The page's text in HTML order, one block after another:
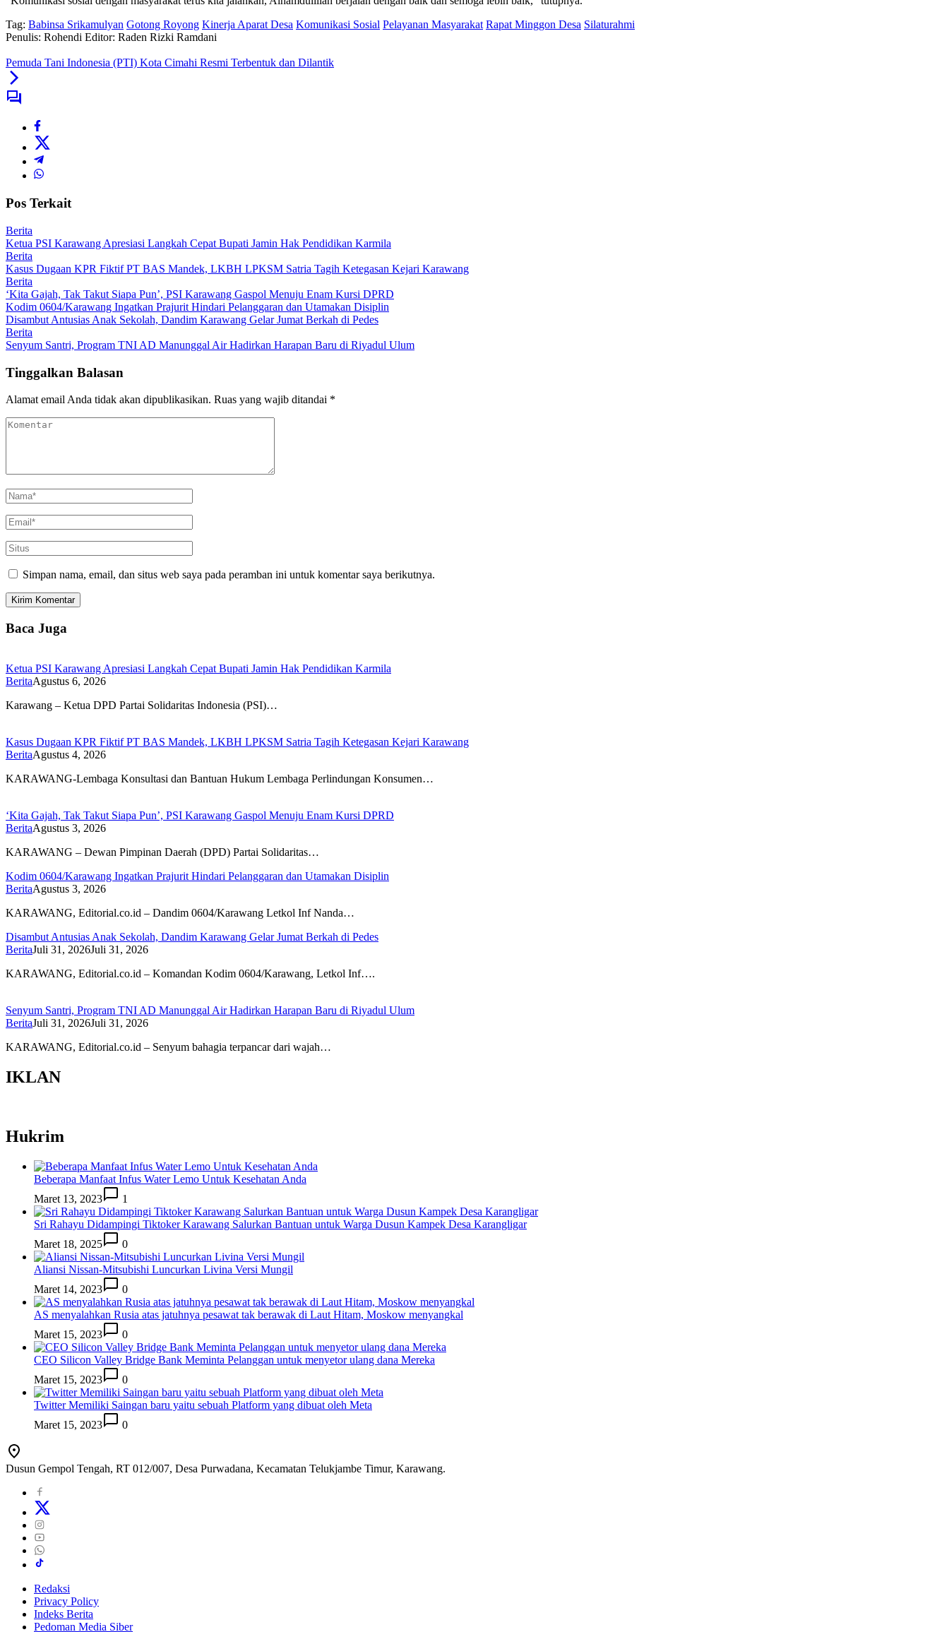
Tag: Babinsa Srikamulyan Gotong Royong Kinerja Aparat Desa Komunikasi Sosial Pelayanan Masyarakat Rapat Minggon Desa Silaturahmi
Penulis: Rohendi Editor: Raden Rizki Ramdani
Pemuda Tani Indonesia (PTI) Kota Cimahi Resmi Terbentuk dan Dilantik
Pos Terkait
Berita
Ketua PSI Karawang Apresiasi Langkah Cepat Bupati Jamin Hak Pendidikan Karmila
Berita
Kasus Dugaan KPR Fiktif PT BAS Mandek, LKBH LPKSM Satria Tagih Ketegasan Kejari Karawang
Berita
‘Kita Gajah, Tak Takut Siapa Pun’, PSI Karawang Gaspol Menuju Enam Kursi DPRD
Kodim 0604/Karawang Ingatkan Prajurit Hindari Pelanggaran dan Utamakan Disiplin
Disambut Antusias Anak Sekolah, Dandim Karawang Gelar Jumat Berkah di Pedes
Berita
Senyum Santri, Program TNI AD Manunggal Air Hadirkan Harapan Baru di Riyadul Ulum
Tinggalkan Balasan
Alamat email Anda tidak akan dipublikasikan. Ruas yang wajib ditandai *
Simpan nama, email, dan situs web saya pada peramban ini untuk komentar saya berikutnya.
Baca Juga
Ketua PSI Karawang Apresiasi Langkah Cepat Bupati Jamin Hak Pendidikan Karmila
BeritaAgustus 6, 2026
Karawang – Ketua DPD Partai Solidaritas Indonesia (PSI)…
Kasus Dugaan KPR Fiktif PT BAS Mandek, LKBH LPKSM Satria Tagih Ketegasan Kejari Karawang
BeritaAgustus 4, 2026
KARAWANG-Lembaga Konsultasi dan Bantuan Hukum Lembaga Perlindungan Konsumen…
‘Kita Gajah, Tak Takut Siapa Pun’, PSI Karawang Gaspol Menuju Enam Kursi DPRD
BeritaAgustus 3, 2026
KARAWANG – Dewan Pimpinan Daerah (DPD) Partai Solidaritas…
Kodim 0604/Karawang Ingatkan Prajurit Hindari Pelanggaran dan Utamakan Disiplin
BeritaAgustus 3, 2026
KARAWANG, Editorial.co.id – Dandim 0604/Karawang Letkol Inf Nanda…
Disambut Antusias Anak Sekolah, Dandim Karawang Gelar Jumat Berkah di Pedes
BeritaJuli 31, 2026Juli 31, 2026
KARAWANG, Editorial.co.id – Komandan Kodim 0604/Karawang, Letkol Inf….
Senyum Santri, Program TNI AD Manunggal Air Hadirkan Harapan Baru di Riyadul Ulum
BeritaJuli 31, 2026Juli 31, 2026
KARAWANG, Editorial.co.id – Senyum bahagia terpancar dari wajah…
IKLAN
Hukrim
Beberapa Manfaat Infus Water Lemo Untuk Kesehatan Anda
Maret 13, 2023
1
Sri Rahayu Didampingi Tiktoker Karawang Salurkan Bantuan untuk Warga Dusun Kampek Desa Karangligar
Maret 18, 2025
0
Aliansi Nissan-Mitsubishi Luncurkan Livina Versi Mungil
Maret 14, 2023
0
AS menyalahkan Rusia atas jatuhnya pesawat tak berawak di Laut Hitam, Moskow menyangkal
Maret 15, 2023
0
CEO Silicon Valley Bridge Bank Meminta Pelanggan untuk menyetor ulang dana Mereka
Maret 15, 2023
0
Twitter Memiliki Saingan baru yaitu sebuah Platform yang dibuat oleh Meta
Maret 15, 2023
0
Dusun Gempol Tengah, RT 012/007, Desa Purwadana, Kecamatan Telukjambe Timur, Karawang.
Redaksi
Privacy Policy
Indeks Berita
Pedoman Media Siber